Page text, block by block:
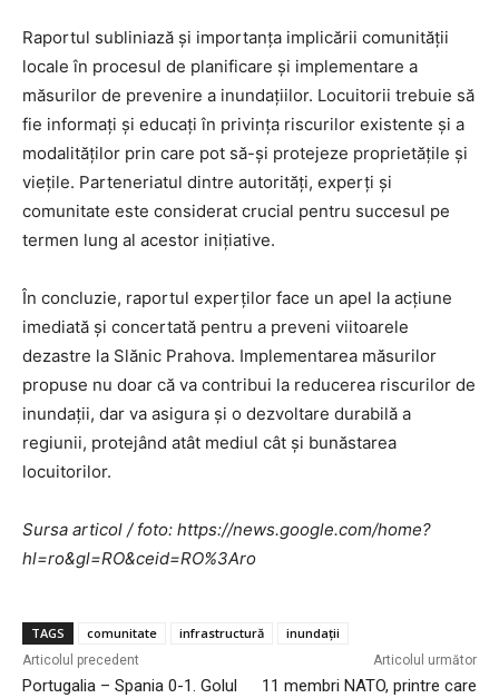
Raportul subliniază și importanța implicării comunității
locale în procesul de planificare și implementare a
măsurilor de prevenire a inundațiilor. Locuitorii trebuie să
fie informați și educați în privința riscurilor existente și a
modalităților prin care pot să-și protejeze proprietățile și
viețile. Parteneriatul dintre autorități, experți și
comunitate este considerat crucial pentru succesul pe
termen lung al acestor inițiative.
În concluzie, raportul experților face un apel la acțiune
imediată și concertată pentru a preveni viitoarele
dezastre la Slănic Prahova. Implementarea măsurilor
propuse nu doar că va contribui la reducerea riscurilor de
inundații, dar va asigura și o dezvoltare durabilă a
regiunii, protejând atât mediul cât și bunăstarea
locuitorilor.
Sursa articol / foto: https://news.google.com/home?
hl=ro&gl=RO&ceid=RO%3Aro
TAGS comunitate infrastructură inundații
Articolul precedent
Portugalia – Spania 0-1. Golul
Articolul următor
11 membri NATO, printre care